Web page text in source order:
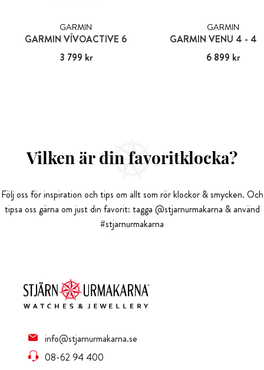
GARMIN
GARMIN VÍVOACTIVE 6
Pris :3 799 kr
3 799 kr
GARMIN
GARMIN VENU 4 -
Pris:6 899 kr
6 899 kr
Vilken är din favoritklocka?
Följ oss för inspiration och tips om allt som rör klockor & smycken. Och
tipsa oss gärna om just din favorit: tagga @stjarnurmakarna & använd
#stjarnurmakarna
info@stjarnurmakarna.se
08-62 94 400